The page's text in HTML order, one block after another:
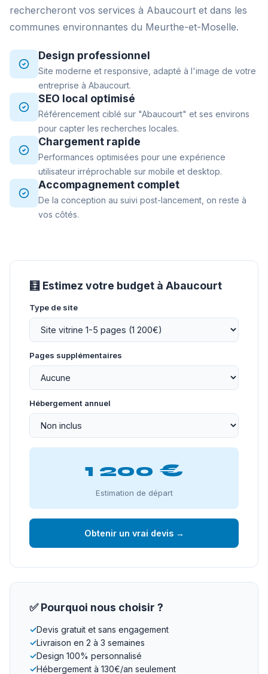
rechercheront vos services à Abaucourt et dans les
communes environnantes du Meurthe-et-Moselle.
Design professionnel
Site moderne et responsive, adapté à l'image de votre
entreprise à Abaucourt.
SEO local optimisé
Référencement ciblé sur "Abaucourt" et ses environs
pour capter les recherches locales.
Chargement rapide
Performances optimisées pour une expérience
utilisateur irréprochable sur mobile et desktop.
Accompagnement complet
De la conception au suivi post-lancement, on reste à
vos côtés.
🧮 Estimez votre budget à Abaucourt
Type de site
Pages supplémentaires
Hébergement annuel
1 200 €
Estimation de départ
Obtenir un vrai devis →
✅ Pourquoi nous choisir ?
✓Devis gratuit et sans engagement
✓Livraison en 2 à 3 semaines
✓Design 100% personnalisé
✓Hébergement à 130€/an seulement